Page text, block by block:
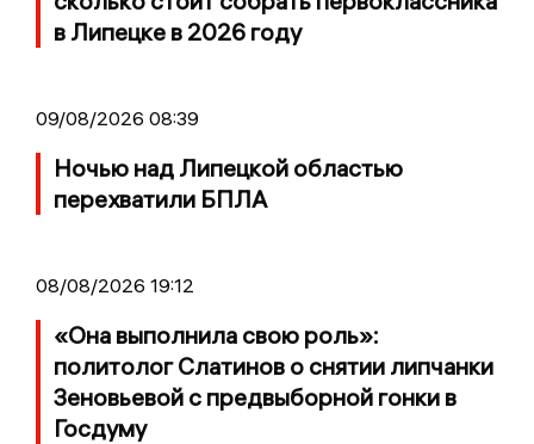
в Липецке в 2026 году
09/08/2026 08:39
Ночью над Липецкой областью
перехватили БПЛА
08/08/2026 19:12
«Она выполнила свою роль»:
политолог Слатинов о снятии липчанки
Зеновьевой с предвыборной гонки в
Госдуму